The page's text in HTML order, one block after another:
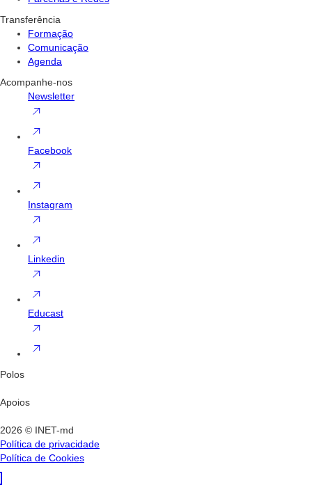
Transferência
Formação
Comunicação
Agenda
Acompanhe-nos
Newsletter
Facebook
Instagram
Linkedin
Educast
Polos
Apoios
2026 © INET-md
Política de privacidade
Política de Cookies